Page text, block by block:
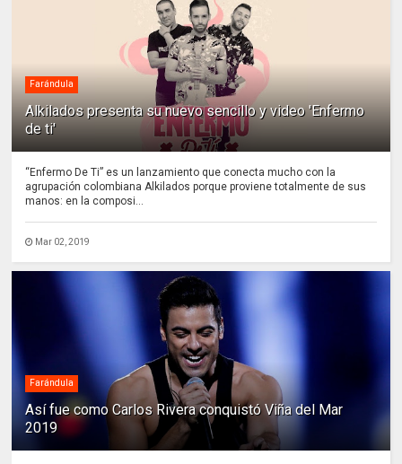
Farándula
Alkilados presenta su nuevo sencillo y video 'Enfermo
de ti'
“Enfermo De Ti” es un lanzamiento que conecta mucho con la
agrupación colombiana Alkilados porque proviene totalmente de sus
manos: en la composi...
Mar 02, 2019
Farándula
Así fue como Carlos Rivera conquistó Viña del Mar
2019